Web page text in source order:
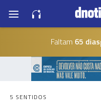
Faltam 65 dias
5 SENTIDOS